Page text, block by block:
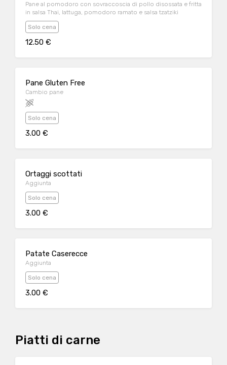
Pane al pomodoro con sovraccoscia di pollo disossata e fritta
in salsa Thai, lattuga, pomodoro ramato e salsa tzatziki
Solo cena
12.50 €
Pane Gluten Free
Cambio pane
Solo cena
3.00 €
Ortaggi scottati
Aggiunta
Solo cena
3.00 €
Patate Caserecce
Aggiunta
Solo cena
3.00 €
Piatti di carne